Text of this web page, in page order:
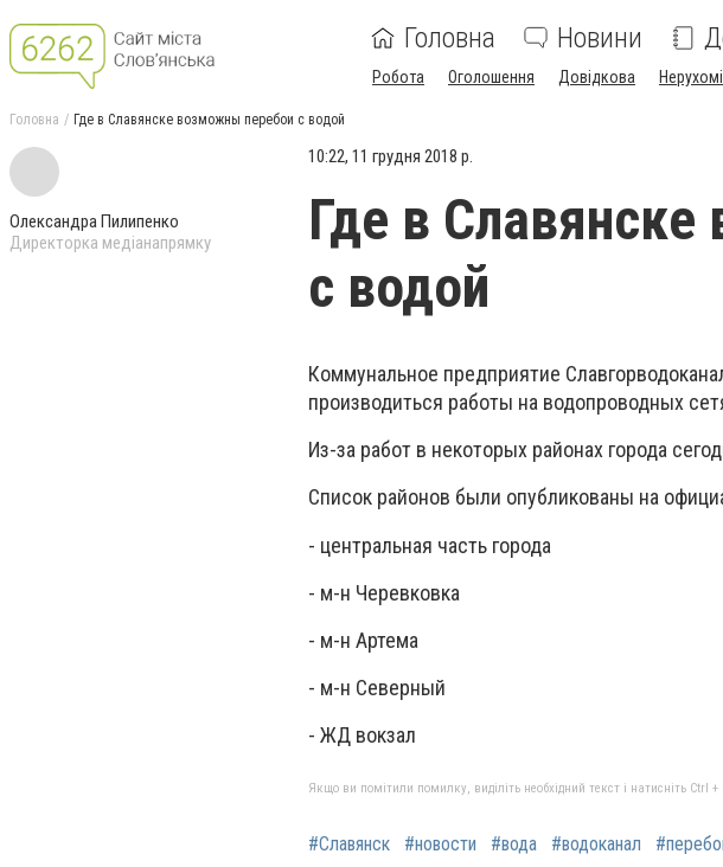
Головна Новини
Робота Оголошення Довідкова
Головна Где в Славянске возможны перебои с водой
Олександра Пилипенко
Директорка медіанапрямку
10:22, 11 грудня 2018 р.
Где в
с водой
Коммунальное предприятие
производиться работы на водопроводных
Из-за работ в некоторых районах города
Список районов были опубликованы на
- центральная часть города
- м-н Черевковка
- м-н Артема
- м-н Северный
- ЖД вокзал
Якщо ви помітили помилку, виділіть необхідний текст і натисніть Ctrl
#Славянск #новости #вода #водоканал